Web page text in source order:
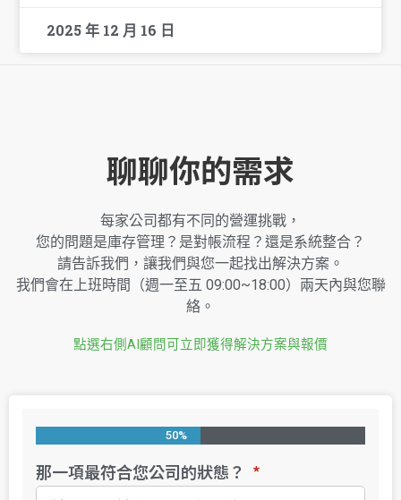
2025 年 12 月 16 日
聊聊你的需求
每家公司都有不同的營運挑戰，
您的問題是庫存管理？是對帳流程？還是系統整合？
請告訴我們，讓我們與您一起找出解決方案。
我們會在上班時間（週一至五 09:00~18:00）兩天內與您聯
絡。
點選右側AI顧問可立即獲得解決方案與報價
50%
那一項最符合您公司的狀態？